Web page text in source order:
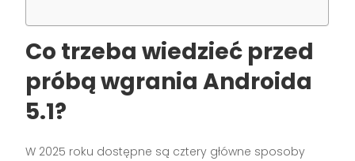
Co trzeba wiedzieć przed
próbą wgrania Androida
5.1?
W 2025 roku dostępne są cztery główne sposoby